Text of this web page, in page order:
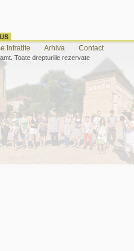
Infratite Arhiva Contact
Toate drepturiile rezervate